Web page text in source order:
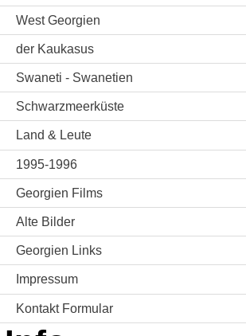
West Georgien
der Kaukasus
Swaneti - Swanetien
Schwarzmeerküste
Land & Leute
1995-1996
Georgien Films
Alte Bilder
Georgien Links
Impressum
Kontakt Formular